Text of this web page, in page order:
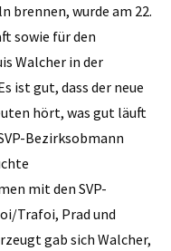
brennen, wurde am 22.
sowie für den
Walcher in der
ist gut, dass der neue
hört, was gut läuft
Bezirksobmann
mit den SVP-
Trafoi, Prad und
gab sich Walcher,